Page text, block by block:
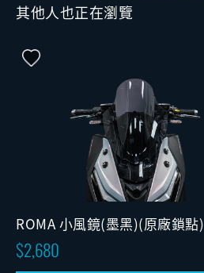
其他人也正在瀏覽
ROMA 小風鏡(墨黑)(原廠鎖點)
2,680